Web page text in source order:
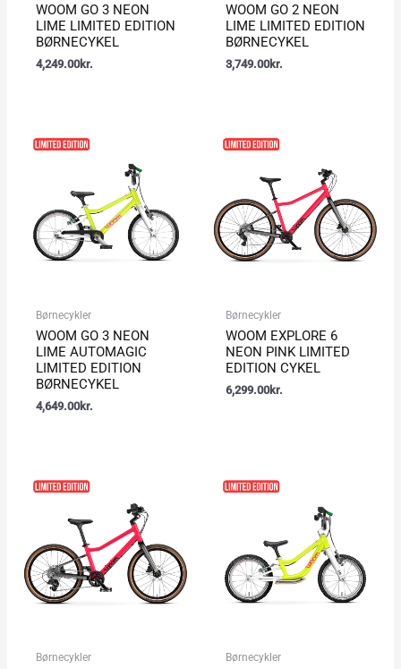
WOOM GO 3 NEON
LIME LIMITED EDITION
BØRNECYKEL
4,249.00kr.
WOOM GO 2 NEON
LIME LIMITED EDITION
BØRNECYKEL
3,749.00kr.
Børnecykler
WOOM GO 3 NEON
LIME AUTOMAGIC
LIMITED EDITION
BØRNECYKEL
4,649.00kr.
Børnecykler
WOOM EXPLORE 6
NEON PINK LIMITED
EDITION CYKEL
6,299.00kr.
Børnecykler Børnecykler